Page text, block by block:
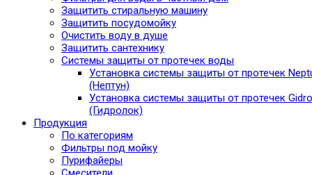
Защитить стиральную машину
Защитить посудомойку
Очистить воду в душе
Защитить сантехнику
Системы защиты от протечек воды
Установка системы защиты от протечек
(Нептун)
Установка системы защиты от протечек
(Гидролок)
Продукция
По категориям
Фильтры под мойку
Пурифайеры